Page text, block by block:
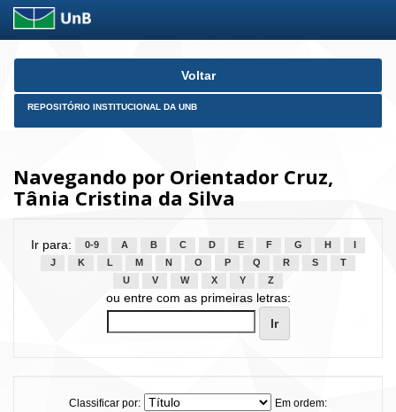
Skip
Voltar
REPOSITÓRIO INSTITUCIONAL DA UNB
Navegando por Orientador Cruz,
Tânia Cristina da Silva
Ir para: 0-9 A B C D E F G H
J
K L M N O P Q R S
T
U
V W X Y Z
ou entre com as primeiras letras:
Classificar por:
Em ordem: